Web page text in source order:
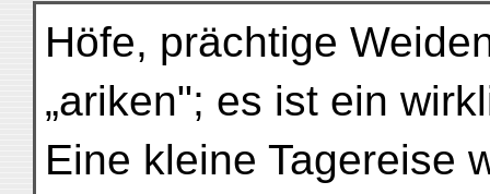
Höfe, prächtige
„ariken"; es ist ein
Eine kleine Tagereise